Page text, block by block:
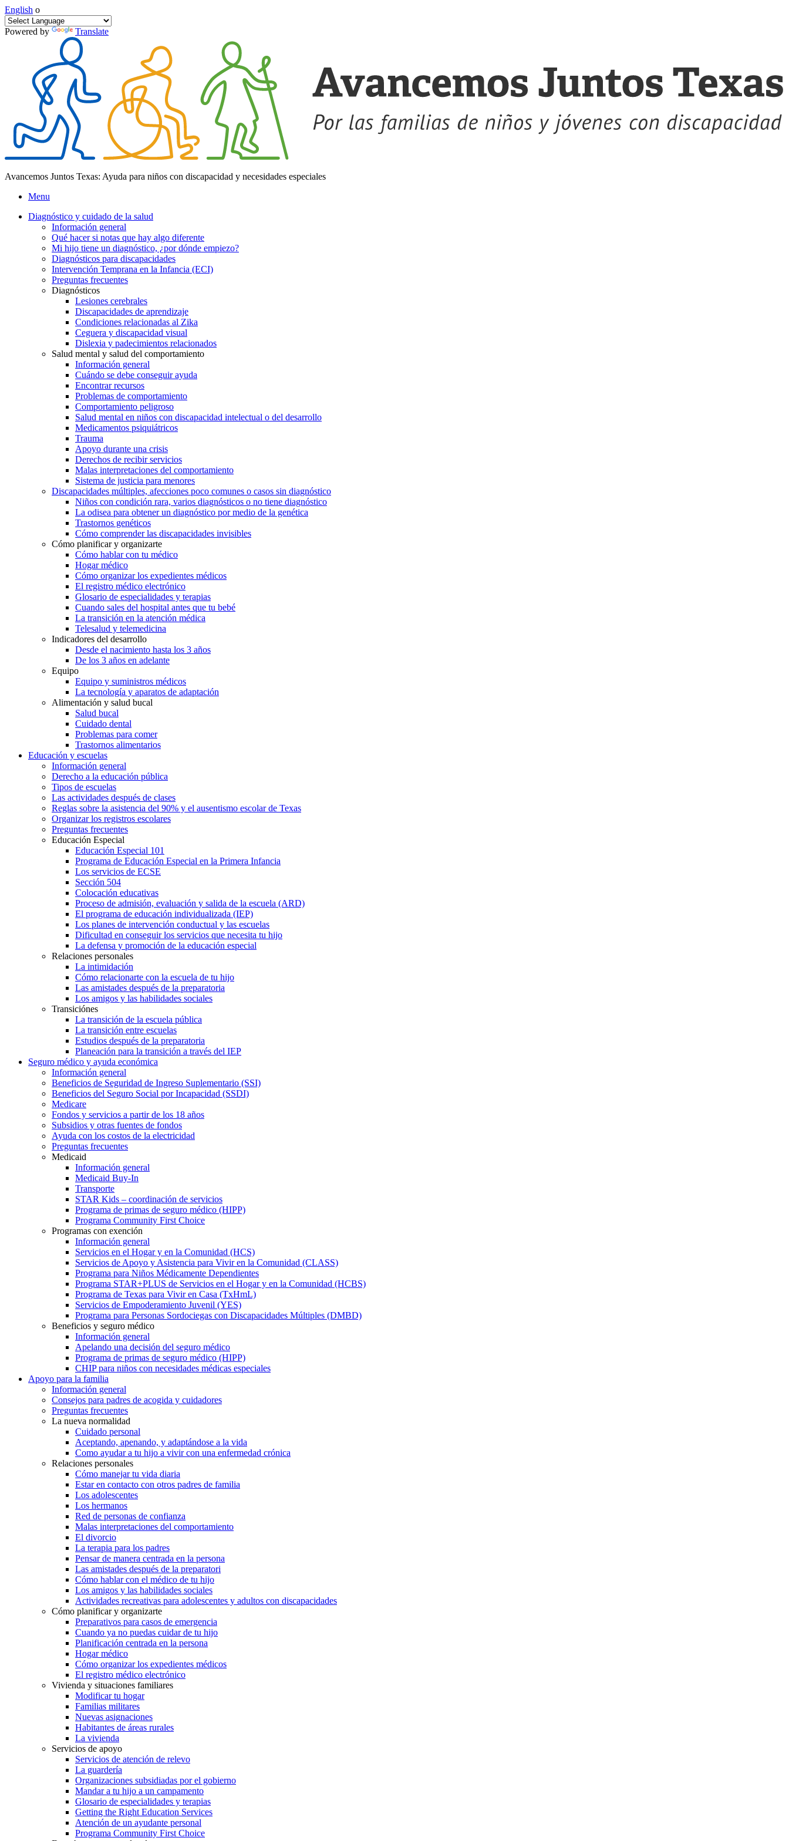
English o
Powered by Translate
Avancemos Juntos Texas: Ayuda para niños con discapacidad y necesidades especiales
Menu
Diagnóstico y cuidado de la salud
Información general
Qué hacer si notas que hay algo diferente
Mi hijo tiene un diagnóstico, ¿por dónde empiezo?
Diagnósticos para discapacidades
Intervención Temprana en la Infancia (ECI)
Preguntas frecuentes
Diagnósticos
Lesiones cerebrales
Discapacidades de aprendizaje
Condiciones relacionadas al Zika
Ceguera y discapacidad visual
Dislexia y padecimientos relacionados
Salud mental y salud del comportamiento
Información general
Cuándo se debe conseguir ayuda
Encontrar recursos
Problemas de comportamiento
Comportamiento peligroso
Salud mental en niños con discapacidad intelectual o del desarrollo
Medicamentos psiquiátricos
Trauma
Apoyo durante una crisis
Derechos de recibir servicios
Malas interpretaciones del comportamiento
Sistema de justicia para menores
Discapacidades múltiples, afecciones poco comunes o casos sin diagnóstico
Niños con condición rara, varios diagnósticos o no tiene diagnóstico
La odisea para obtener un diagnóstico por medio de la genética
Trastornos genéticos
Cómo comprender las discapacidades invisibles
Cómo planificar y organizarte
Cómo hablar con tu médico
Hogar médico
Cómo organizar los expedientes médicos
El registro médico electrónico
Glosario de especialidades y terapias
Cuando sales del hospital antes que tu bebé
La transición en la atención médica
Telesalud y telemedicina
Indicadores del desarrollo
Desde el nacimiento hasta los 3 años
De los 3 años en adelante
Equipo
Equipo y suministros médicos
La tecnología y aparatos de adaptación
Alimentación y salud bucal
Salud bucal
Cuidado dental
Problemas para comer
Trastornos alimentarios
Educación y escuelas
Información general
Derecho a la educación pública
Tipos de escuelas
Las actividades después de clases
Reglas sobre la asistencia del 90% y el ausentismo escolar de Texas
Organizar los registros escolares
Preguntas frecuentes
Educación Especial
Educación Especial 101
Programa de Educación Especial en la Primera Infancia
Los servicios de ECSE
Sección 504
Colocación educativas
Proceso de admisión, evaluación y salida de la escuela (ARD)
El programa de educación individualizada (IEP)
Los planes de intervención conductual y las escuelas
Dificultad en conseguir los servicios que necesita tu hijo
La defensa y promoción de la educación especial
Relaciones personales
La intimidación
Cómo relacionarte con la escuela de tu hijo
Las amistades después de la preparatoria
Los amigos y las habilidades sociales
Transiciónes
La transición de la escuela pública
La transición entre escuelas
Estudios después de la preparatoria
Planeación para la transición a través del IEP
Seguro médico y ayuda económica
Información general
Beneficios de Seguridad de Ingreso Suplementario (SSI)
Beneficios del Seguro Social por Incapacidad (SSDI)
Medicare
Fondos y servicios a partir de los 18 años
Subsidios y otras fuentes de fondos
Ayuda con los costos de la electricidad
Preguntas frecuentes
Medicaid
Información general
Medicaid Buy-In
Transporte
STAR Kids – coordinación de servicios
Programa de primas de seguro médico (HIPP)
Programa Community First Choice
Programas con exención
Información general
Servicios en el Hogar y en la Comunidad (HCS)
Servicios de Apoyo y Asistencia para Vivir en la Comunidad (CLASS)
Programa para Niños Médicamente Dependientes
Programa STAR+PLUS de Servicios en el Hogar y en la Comunidad (HCBS)
Programa de Texas para Vivir en Casa (TxHmL)
Servicios de Empoderamiento Juvenil (YES)
Programa para Personas Sordociegas con Discapacidades Múltiples (DMBD)
Beneficios y seguro médico
Información general
Apelando una decisión del seguro médico
Programa de primas de seguro médico (HIPP)
CHIP para niños con necesidades médicas especiales
Apoyo para la familia
Información general
Consejos para padres de acogida y cuidadores
Preguntas frecuentes
La nueva normalidad
Cuidado personal
Aceptando, apenando, y adaptándose a la vida
Como ayudar a tu hijo a vivir con una enfermedad crónica
Relaciones personales
Cómo manejar tu vida diaria
Estar en contacto con otros padres de familia
Los adolescentes
Los hermanos
Red de personas de confianza
Malas interpretaciones del comportamiento
El divorcio
La terapia para los padres
Pensar de manera centrada en la persona
Las amistades después de la preparatori
Cómo hablar con el médico de tu hijo
Los amigos y las habilidades sociales
Actividades recreativas para adolescentes y adultos con discapacidades
Cómo planificar y organizarte
Preparativos para casos de emergencia
Cuando ya no puedas cuidar de tu hijo
Planificación centrada en la persona
Hogar médico
Cómo organizar los expedientes médicos
El registro médico electrónico
Vivienda y situaciones familiares
Modificar tu hogar
Familias militares
Nuevas asignaciones
Habitantes de áreas rurales
La vivienda
Servicios de apoyo
Servicios de atención de relevo
La guardería
Organizaciones subsidiadas por el gobierno
Mandar a tu hijo a un campamento
Glosario de especialidades y terapias
Getting the Right Education Services
Atención de un ayudante personal
Programa Community First Choice